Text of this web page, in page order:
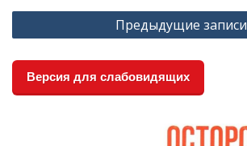
Навигация
по
записям
Предыдущие записи
Версия для слабовидящих